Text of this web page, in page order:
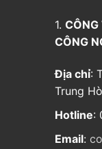
1. CÔNG
CÔNG
Địa chỉ:
Trung
Hotline:
Email: